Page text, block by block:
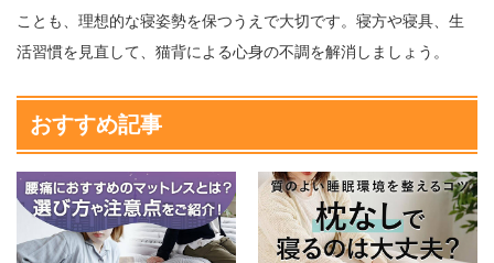
ことも、理想的な寝姿勢を保つうえで大切です。寝方や寝具、生
活習慣を見直して、猫背による心身の不調を解消しましょう。
おすすめ記事